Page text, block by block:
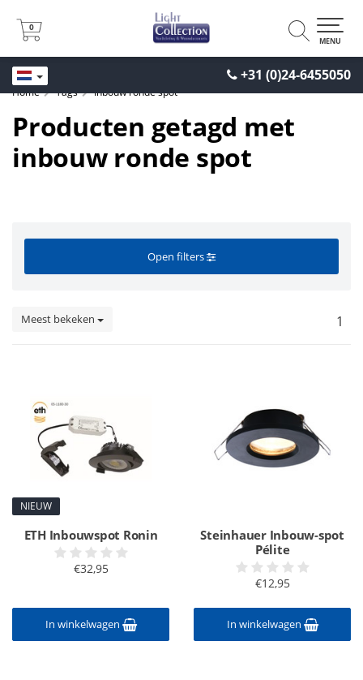
+31 (0)24-6455050
0
0
MENU
Home Tags inbouw ronde spot
Producten getagd met
inbouw ronde spot
Open filters
Meest bekeken 1
NIEUW
ETH Inbouwspot Ronin
€32,95
In winkelwagen
Steinhauer Inbouw-spot
Pélite
€12,95
In winkelwagen